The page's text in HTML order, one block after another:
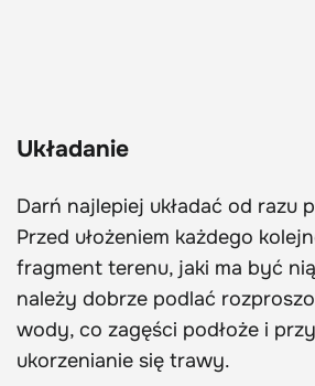
Układanie
Darń najlepiej układać od razu
Przed ułożeniem każdego
fragment terenu, jaki ma być
należy dobrze podlać
wody, co zagęści podłoże i
ukorzenianie się trawy.